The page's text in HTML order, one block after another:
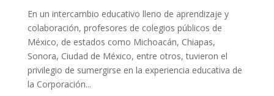
En un intercambio educativo lleno de aprendizaje y
colaboración, profesores de colegios públicos de
México, de estados como Michoacán, Chiapas,
Sonora, Ciudad de México, entre otros, tuvieron el
privilegio de sumergirse en la experiencia educativa de
la Corporación...